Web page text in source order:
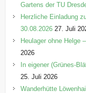
Gartens der TU
Herzliche Einladung
30.08.2026 27. Juli
Heulager ohne Helge
2026
In eigener (Grünes-
25. Juli 2026
Wanderhütte